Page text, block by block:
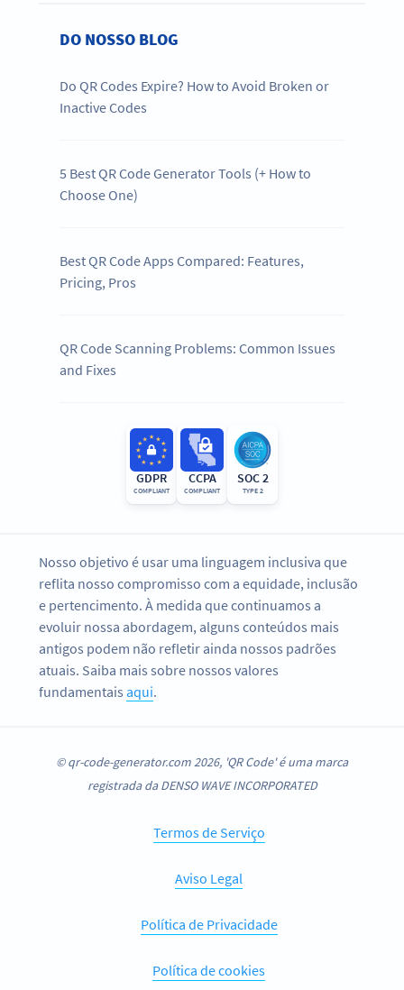
DO NOSSO BLOG
Do QR Codes Expire? How to Avoid Broken or
Inactive Codes
5 Best QR Code Generator Tools (+ How to
Choose One)
Best QR Code Apps Compared: Features,
Pricing, Pros
QR Code Scanning Problems: Common Issues
and Fixes
GDPR
COMPLIANT
CCPA
COMPLIANT
SOC 2
TYPE 2
Nosso objetivo é usar uma linguagem inclusiva que
reflita nosso compromisso com a equidade, inclusão
e pertencimento. À medida que continuamos a
evoluir nossa abordagem, alguns conteúdos mais
antigos podem não refletir ainda nossos padrões
atuais. Saiba mais sobre nossos valores
fundamentaisaqui.
© qr-code-generator.com 2026, 'QR Code' é uma marca
registrada da DENSO WAVE INCORPORATED
Termos de Serviço
Aviso Legal
Política de Privacidade
Política de cookies